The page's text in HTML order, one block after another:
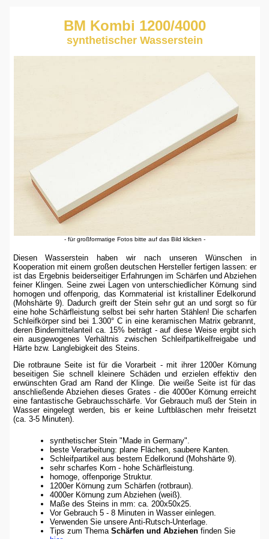
BM Kombi 1200/4000
synthetischer Wasserstein
- für großformatige Fotos bitte auf das Bild klicken -
Diesen Wasserstein haben wir nach unseren Wünschen in
Kooperation mit einem großen deutschen Hersteller fertigen lassen: er
ist das Ergebnis beiderseitiger Erfahrungen im Schärfen und Abziehen
feiner Klingen. Seine zwei Lagen von unterschiedlicher Körnung sind
homogen und offenporig, das Kornmaterial ist kristalliner Edelkorund
(Mohshärte 9). Dadurch greift der Stein sehr gut an und sorgt so für
eine hohe Schärfleistung selbst bei sehr harten Stählen! Die scharfen
Schleifkörper sind bei 1.300° C in eine keramischen Matrix gebrannt,
deren Bindemittelanteil ca. 15% beträgt - auf diese Weise ergibt sich
ein ausgewogenes Verhältnis zwischen Schleifpartikelfreigabe und
Härte bzw. Langlebigkeit des Steins.
Die rotbraune Seite ist für die Vorarbeit - mit ihrer 1200er Körnung
beseitigen Sie schnell kleinere Schäden und erzielen effektiv den
erwünschten Grad am Rand der Klinge. Die weiße Seite ist für das
anschließende Abziehen dieses Grates - die 4000er Körnung erreicht
eine fantastische Gebrauchsschärfe. Vor Gebrauch muß der Stein in
Wasser ein­gelegt werden, bis er keine Luftbläschen mehr freisetzt
(ca. 3-5 Minuten).
synthetischer Stein "Made in Germany".
beste Verarbeitung: plane Flächen, saubere Kanten.
Schleifpartikel aus bestem Edelkorund (Mohshärte 9).
sehr scharfes Korn - hohe Schärfleistung.
homoge, offenporige Struktur.
1200er Körnung zum Schärfen (rotbraun).
4000er Körnung zum Abziehen (weiß).
Maße des Steins in mm: ca. 200x50x25.
Vor Gebrauch 5 - 8 Minuten in Wasser einlegen.
Verwenden Sie unsere Anti-Rutsch-Unterlage.
Tips zum Thema Schärfen und Abziehenfinden Sie